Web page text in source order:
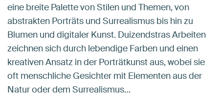
eine breite Palette von Stilen und Themen, von
abstrakten Porträts und Surrealismus bis hin zu
Blumen und digitaler Kunst. Duizendstras Arbeiten
zeichnen sich durch lebendige Farben und einen
kreativen Ansatz in der Porträtkunst aus, wobei sie
oft menschliche Gesichter mit Elementen aus der
Natur oder dem Surrealismus…